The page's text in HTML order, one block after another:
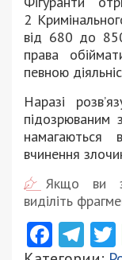
2
від 680 до
права
певною
Наразі
підозрюваним
намагаються
вчинення
Якщо ви
виділіть